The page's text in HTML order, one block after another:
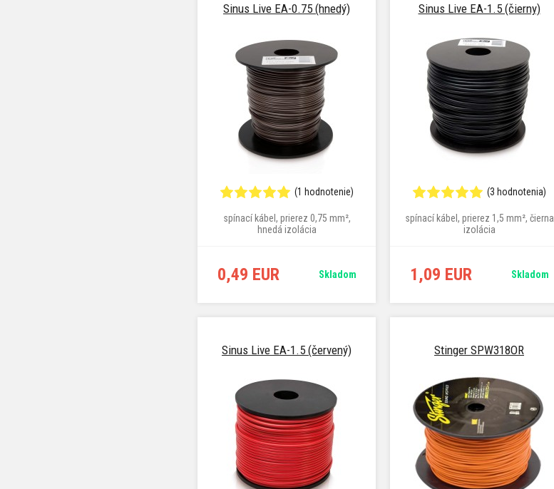
Sinus Live EA-0.75 (hnedý)
(1 hodnotenie)
spínací kábel, prierez 0,75 mm²,
hnedá izolácia
0,49 EUR Skladom
Sinus Live EA-1.5 (čierny)
(3 hodnotenia)
spínací kábel, prierez 1,5 mm², čierna
izolácia
1,09 EUR Skladom
Sinus Live EA-1.5 (červený) Stinger SPW318OR